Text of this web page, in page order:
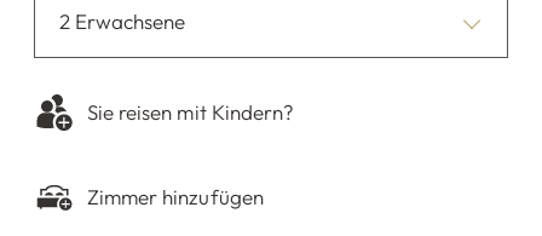
2 Erwachsene
Sie reisen mit Kindern?
Zimmer hinzufügen